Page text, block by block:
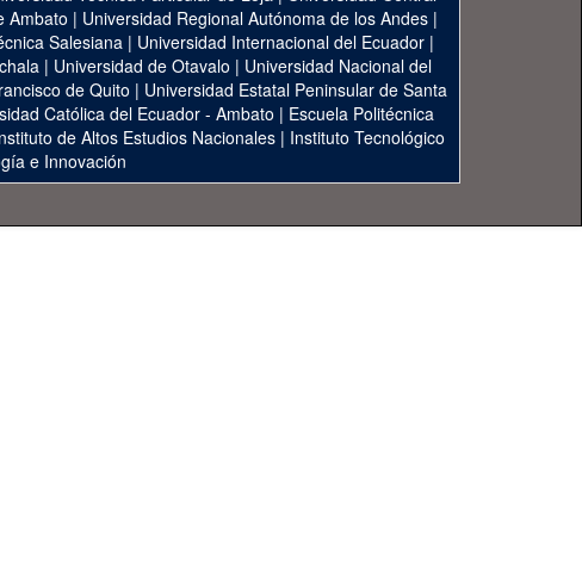
Ambato | Universidad Regional Autónoma de los Andes|
Salesiana| Universidad Internacional del Ecuador|
| Universidad de Otavalo | Universidad Nacional del
de Quito | Universidad Estatal Peninsular de Santa
Católica del Ecuador - Ambato | Escuela Politécnica
de Altos Estudios Nacionales | Instituto Tecnológico
e Innovación